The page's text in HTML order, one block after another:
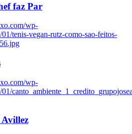
faz Par
wp-
tenis-vegan-rutz-como-sao-feitos-
wp-